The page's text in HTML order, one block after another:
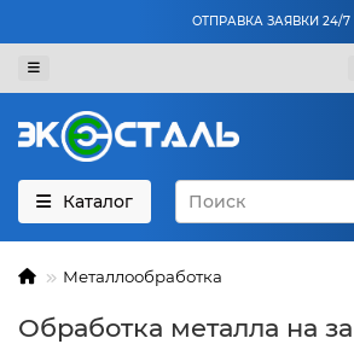
ОТПРАВКА ЗАЯВКИ 24/7
Каталог
Металлообработка
Обработка металла на